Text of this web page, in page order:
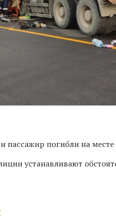
пассажир погибли на
устанавливают